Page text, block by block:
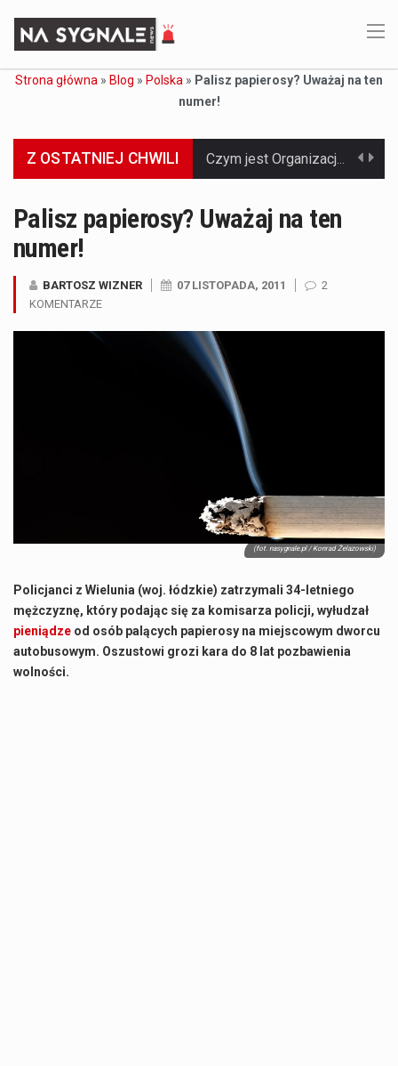
Strona główna » Blog » Polska » Palisz papierosy? Uważaj na ten
numer!
Z OSTATNIEJ CHWILI Jaką dynamikę wzrostu PKB przewidują prognozy gospodarcze dla Polski w 2026 roku? Prognozy dotyczące gospodarki Polski na rok 2026 sugerują, że Produkt Krajowy Brutto (PKB)…
Czym jest Organizacja Traktatu Północnoatlantyckiego? Organizacja Traktatu Północnoatlantyckiego, powszechnie znana jako NATO, to międzynarodowy sojusz polityczno-wojskowy, który powstał 4 kwietnia 1949 roku. Został założony przez…
Palisz papierosy? Uważaj na ten
numer!
BARTOSZ WIZNER 07 LISTOPADA, 2011
2
KOMENTARZE
(fot. nasygnale.pl / Konrad Żelazowski)
Policjanci z Wielunia (woj. łódzkie) zatrzymali 34-letniego
mężczyznę, który podając się za komisarza policji, wyłudzał
pieniądze od osób palących papierosy na miejscowym dworcu
autobusowym. Oszustowi grozi kara do 8 lat pozbawienia
wolności.